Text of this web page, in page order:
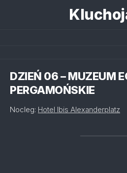
DZIEŃ 06 – MUZEUM
PERGAMOŃSKIE
Nocleg: Hotel Ibis Alexanderplatz